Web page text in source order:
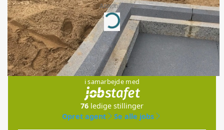
Annonce
Loading...
Jobs
i samarbejde med
76 ledige stillinger
Opret agent
Se alle jobs